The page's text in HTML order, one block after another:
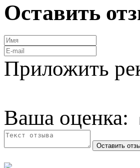
Оставить
Приложить
Ваша оценка: